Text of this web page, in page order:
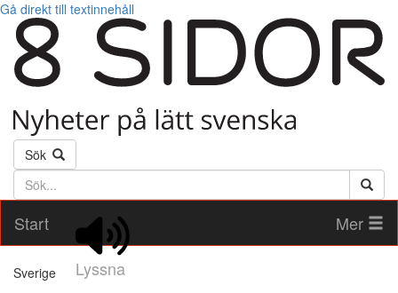
Gå direkt till textinnehåll
Sök
Söktext
Start
Lyssna
Mer
Sverige